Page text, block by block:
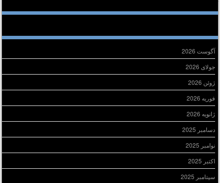
آگوست 2026
جولای 2026
ژوئن 2026
فوریه 2026
ژانویه 2026
دسامبر 2025
نوامبر 2025
اکتبر 2025
سپتامبر 2025